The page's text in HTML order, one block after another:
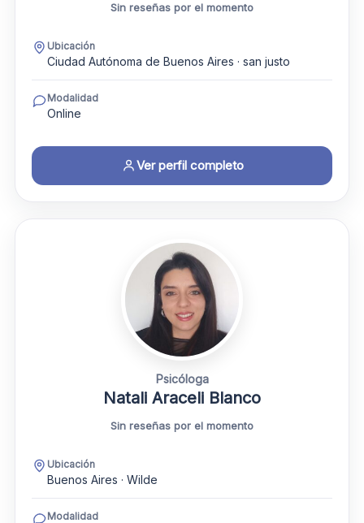
Sin reseñas por el momento
Ubicación
Ciudad Autónoma de Buenos Aires · san justo
Modalidad
Online
Ver perfil completo
Psicóloga
Natali Araceli Blanco
Sin reseñas por el momento
Ubicación
Buenos Aires · Wilde
Modalidad